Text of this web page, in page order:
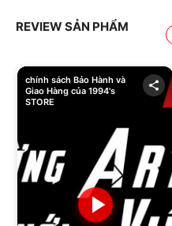
REVIEW SẢN PHẨM
chính sách Bảo Hành và
Giao Hàng của 1994's
STORE